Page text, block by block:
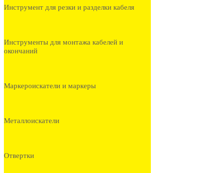
Инструмент для резки и разделки кабеля
Инструменты для монтажа кабелей и
окончаний
Маркероискатели и маркеры
Металлоискатели
Отвертки